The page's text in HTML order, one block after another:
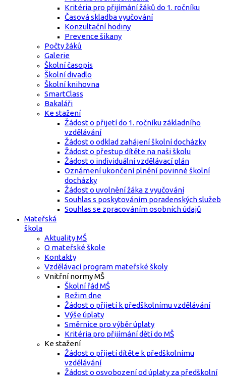
Kritéria pro přijímání žáků do 1. ročníku
Časová skladba vyučování
Konzultační hodiny
Prevence šikany
Počty žáků
Galerie
Školní časopis
Školní divadlo
Školní knihovna
SmartClass
Bakaláři
Ke stažení
Žádost o přijetí do 1. ročníku základního
vzdělávání
Žádost o odklad zahájení školní docházky
Žádost o přestup dítěte na naši školu
Žádost o individuální vzdělávací plán
Oznámení ukončení plnění povinné školní
docházky
Žádost o uvolnění žáka z vyučování
Souhlas s poskytováním poradenských služeb
Souhlas se zpracováním osobních údajů
Mateřská
škola
Aktuality MŠ
O mateřské škole
Kontakty
Vzdělávací program mateřské školy
Vnitřní normy MŠ
Školní řád MŠ
Režim dne
Žádost o přijetí k předškolnímu vzdělávání
Výše úplaty
Směrnice pro výběr úplaty
Kritéria pro přijímání dětí do MŠ
Ke stažení
Žádost o přijetí dítěte k předškolnímu
vzdělávání
Žádost o osvobození od úplaty za předškolní